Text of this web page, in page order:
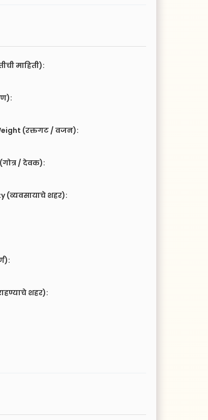
माहिती):
(रक्तगट / वजन):
/ देवक):
(व्यवसायाचे शहर):
शहर):